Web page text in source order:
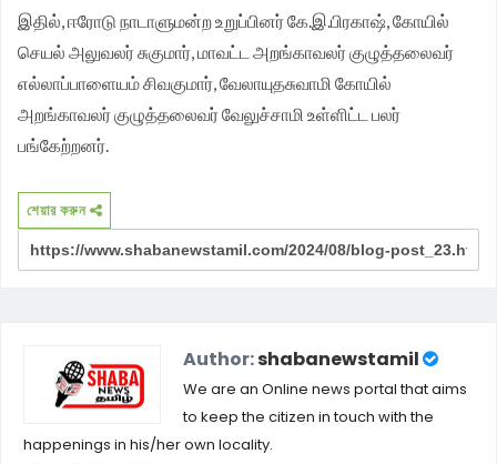
இதில், ஈரோடு நாடாளுமன்ற உறுப்பினர் கே.இ.பிரகாஷ், கோயில்
செயல் அலுவலர் சுகுமார், மாவட்ட அறங்காவலர் குழுத்தலைவர்
எல்லாப்பாளையம் சிவகுமார், வேலாயுதசுவாமி கோயில்
அறங்காவலர் குழுத்தலைவர் வேலுச்சாமி உள்ளிட்ட பலர்
பங்கேற்றனர்.
শেয়ার করুন
Author:shabanewstamil
We are an Online news portal that aims
to keep the citizen in touch with the
happenings in his/her own locality.